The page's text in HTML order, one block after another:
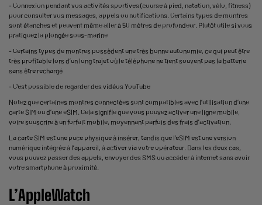
- Connexion pendant vos activités sportives (course à pied, natation, vélo, fitness)
pour consulter vos messages, appels ou notifications. Certains types de montres
sont étanches et peuvent même aller à 50 mètres de profondeur. Plutôt utile si vous
pratiquez la plongée sous-marine
- Certains types de montres possèdent une très bonne autonomie, ce qui peut être
très profitable lors d’un long trajet où le téléphone ne tient souvent pas la batterie
sans être rechargé
- C’est possible de regarder des vidéos YouTube
Notez que certaines montres connectées sont compatibles avec l’utilisation d’une
carte SIM ou d’une eSIM. Cela signifie que vous pouvez activer une ligne mobile,
voire souscrire à un forfait mobile, moyennant parfois des frais d'activation.
La carte SIM est une puce physique à insérer, tandis que l’eSIM est une version
numérique intégrée à l’appareil, à activer via votre opérateur. Dans les deux cas,
vous pouvez passer des appels, envoyer des SMS ou accéder à internet sans avoir
votre smartphone à proximité.
L’AppleWatch